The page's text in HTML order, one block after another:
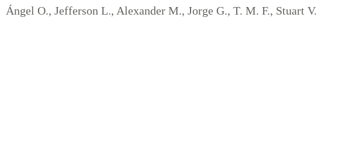
Ángel O., Jefferson L., Alexander M., Jorge G., T. M. F., Stuart V.